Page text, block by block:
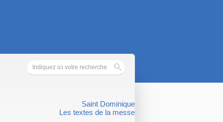
Saint Dominique
Les textes de la messe